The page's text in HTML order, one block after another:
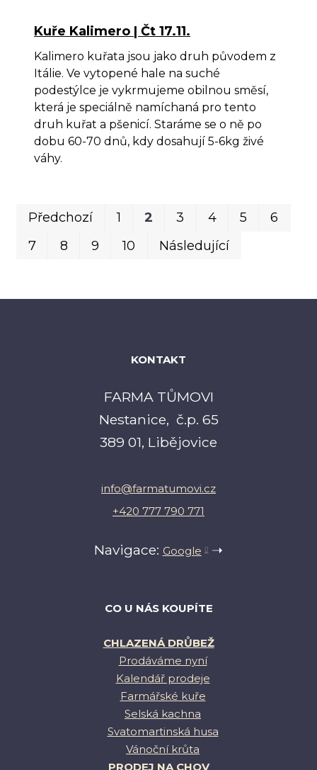
Kuře Kalimero | Čt 17.11.
Kalimero kuřata jsou jako druh původem z
Itálie. Ve vytopené hale na suché
podestýlce je vykrmujeme obilnou směsí,
která je speciálně namíchaná pro tento
druh kuřat a pšenicí. Staráme se o ně po
dobu 60-70 dnů, kdy dosahují 5-6kg živé
váhy.
Předchozí 1 2 3 4 5
6
7
8 9 10 Následující
KONTAKT
FARMA TŮMOVI
Nestanice, č.p. 65
389 01, Libějovice
info@farmatumovi.cz
+420 777 790 771
Navigace: Google ➝
CO U NÁS KOUPÍTE
CHLAZENÁ DRŮBEŽ
Prodáváme nyní
Kalendář prodeje
Farmářské kuře
Selská kachna
Svatomartinská husa
Vánoční krůta
PRODEJ NA CHOV